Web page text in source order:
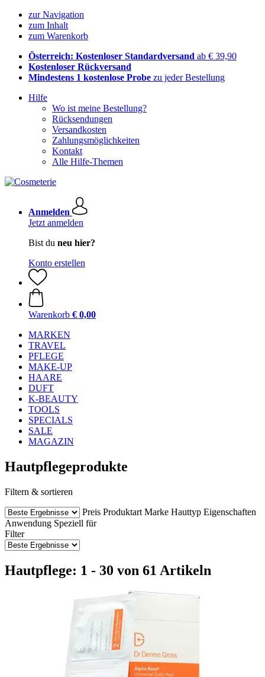
zur Navigation
zum Inhalt
zum Warenkorb
Österreich: Kostenloser Standardversand ab € 39,90
Kostenloser Rückversand
Mindestens 1 kostenlose Probe zu jeder Bestellung
Hilfe
Wo ist meine Bestellung?
Rücksendungen
Versandkosten
Zahlungsmöglichkeiten
Kontakt
Alle Hilfe-Themen
Anmelden
Jetzt anmelden
Bist du neu hier?
Konto erstellen
Warenkorb € 0,00
MARKEN
TRAVEL
PFLEGE
MAKE-UP
HAARE
DUFT
K-BEAUTY
TOOLS
SPECIALS
SALE
MAGAZIN
Hautpflegeprodukte
Filtern & sortieren
Preis Produktart Marke Hauttyp Eigenschaften
Anwendung Speziell für
Filter
Hautpflege: 1 - 30 von 61 Artikeln